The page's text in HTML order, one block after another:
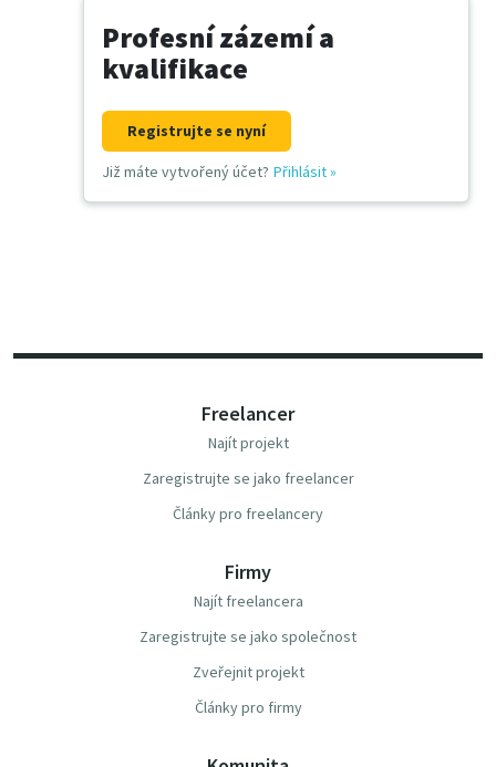
Profesní zázemí a
kvalifikace
Registrujte se nyní
Již máte vytvořený účet? Přihlásit»
Freelancer
Najít projekt
Zaregistrujte se jako freelancer
Články pro freelancery
Firmy
Najít freelancera
Zaregistrujte se jako společnost
Zveřejnit projekt
Články pro firmy